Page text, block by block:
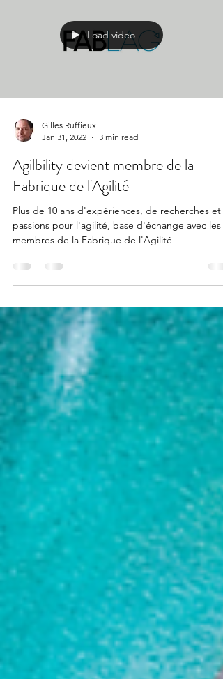
Jan 31, 2022
3 min read
Agilbility devient membre de la
Fabrique de l'Agilité
Plus de 10 ans d'expériences, de recherches et
membres de la Fabrique de l'Agilité